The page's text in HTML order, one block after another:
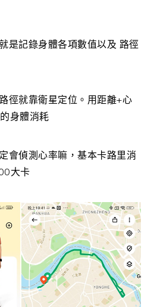
是記錄身體各項數值以及 路徑
徑就靠衛星定位。用距離+心
身體消耗
會偵測心率嘛，基本卡路里消
大卡